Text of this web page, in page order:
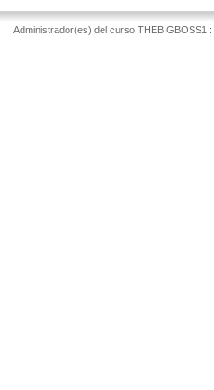
Administrador(es) del curso THEBIGBOSS1 :